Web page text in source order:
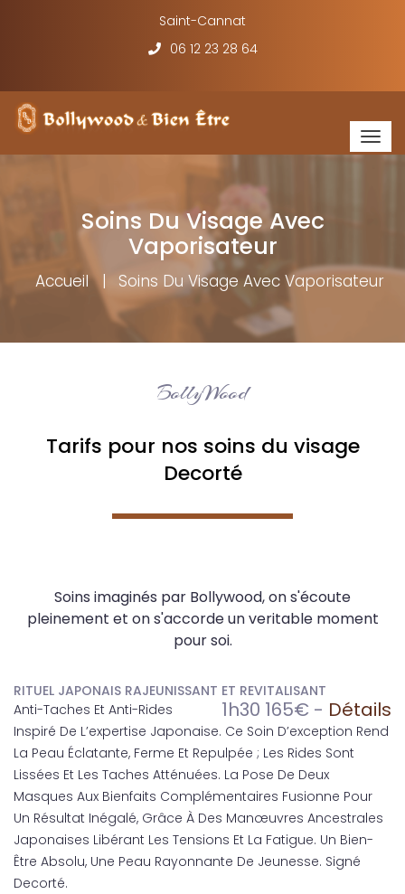
Saint-Cannat
06 12 23 28 64
Soins Du Visage Avec
Vaporisateur
Accueil Soins Du Visage Avec Vaporisateur
BollyWood
Tarifs pour nos soins du visage
Decorté
Soins imaginés par Bollywood, on s'écoute
pleinement et on s'accorde un veritable moment
pour soi.
RITUEL JAPONAIS RAJEUNISSANT ET REVITALISANT
1h30 165€ - Détails
Anti-Taches Et Anti-Rides
Inspiré De L’expertise Japonaise. Ce Soin D’exception Rend
La Peau Éclatante, Ferme Et Repulpée ; Les Rides Sont
Lissées Et Les Taches Atténuées. La Pose De Deux
Masques Aux Bienfaits Complémentaires Fusionne Pour
Un Résultat Inégalé, Grâce À Des Manœuvres Ancestrales
Japonaises Libérant Les Tensions Et La Fatigue. Un Bien-
Être Absolu, Une Peau Rayonnante De Jeunesse. Signé
Decorté.